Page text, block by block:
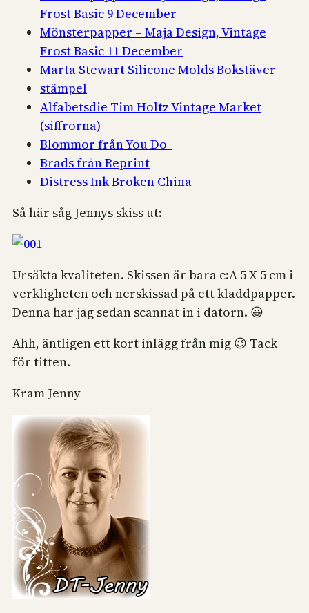
Frost Basic 9 December
Mönsterpapper – Maja Design, Vintage
Frost Basic 11 December
Marta Stewart Silicone Molds Bokstäver
stämpel
Alfabetsdie Tim Holtz Vintage Market
(siffrorna)
Blommor från You Do
Brads från Reprint
Distress Ink Broken China
Så här såg Jennys skiss ut:
Ursäkta kvaliteten. Skissen är bara c:A 5 X 5 cm i
verkligheten och nerskissad på ett kladdpapper.
Denna har jag sedan scannat in i datorn. 😀
Ahh, äntligen ett kort inlägg från mig 😉 Tack
för titten.
Kram Jenny